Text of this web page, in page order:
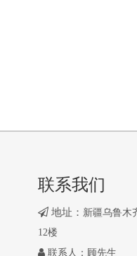
联系我们
 地址： 新疆乌鲁木
12楼
 联系人：顾先生